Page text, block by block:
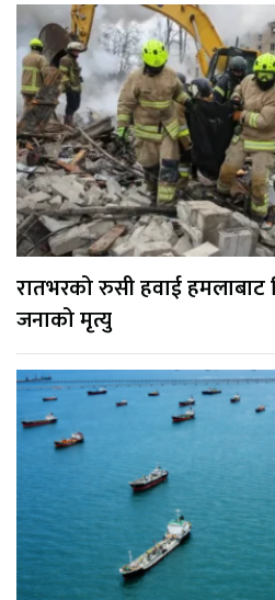
रातभरको रुसी हवाई हमलाबाट
जनाको मृत्यु